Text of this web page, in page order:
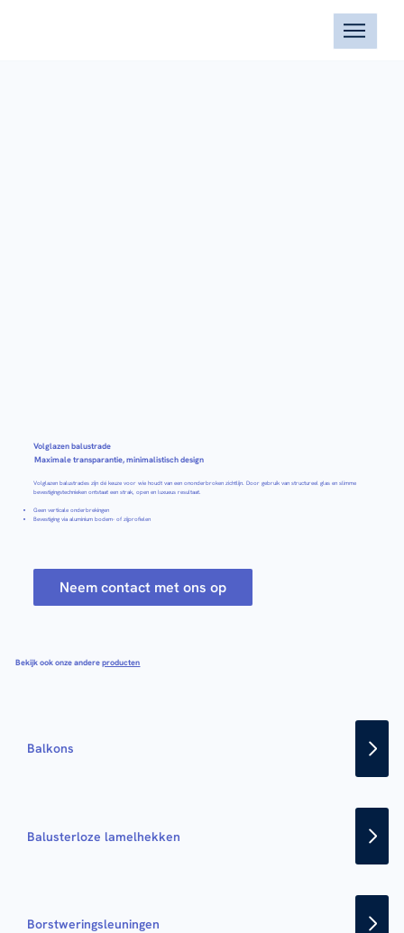
Volglazen balustrade
Maximale transparantie, minimalistisch design
Volglazen balustrades zijn dé keuze voor wie houdt van een ononderbroken zichtlijn. Door gebruik van structureel glas en slimme
bevestigingstechnieken ontstaat een strak, open en luxueus resultaat.
Geen verticale onderbrekingen
Bevestiging via aluminium bodem- of zijprofielen
Neem contact met ons op
Bekijk ook onze andereproducten
Balkons
Balusterloze lamelhekken
Borstweringsleuningen